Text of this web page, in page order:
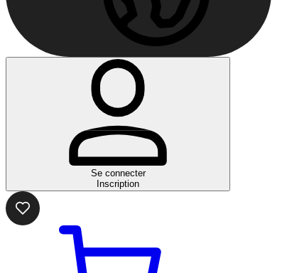
Se connecter
Inscription